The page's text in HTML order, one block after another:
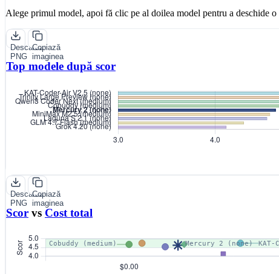
Alege primul model, apoi fă clic pe al doilea model pentru a deschide o
Descarcă
PNG
Copiază
imaginea
Top modele după scor
Descarcă
PNG
Copiază
imaginea
Scor vs Cost total